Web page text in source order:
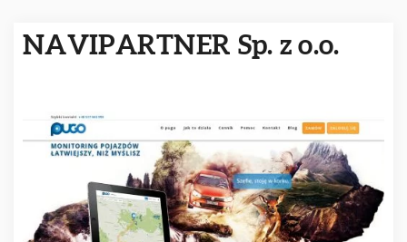
NAVIPARTNER Sp. z o.o.